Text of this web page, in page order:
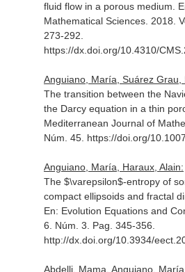
fluid flow in a porous medium.
Mathematical Sciences. 2018.
273-292.
https://dx.doi.org/10.4310/
Anguiano, María, Suárez Grau,
The transition between the
the Darcy equation in a thin
Mediterranean Journal of
Núm. 45. https://doi.org/
Anguiano, María, Haraux, Alain:
The $\varepsilon$-entropy of
compact ellipsoids and fractal
En: Evolution Equations and
6. Núm. 3. Pag. 345-356.
http://dx.doi.org/10.3934/
Abdelli, Mama, Anguiano,